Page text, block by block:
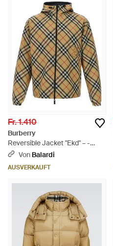
Fr. 1.410
Burberry
Reversible Jacket "Ekd" – -
Natur
Von Balardi
AUSVERKAUFT